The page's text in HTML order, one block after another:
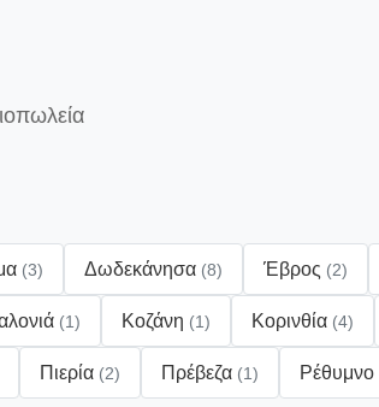
(3) Δωδεκάνησα (8) Έβρος (2)
(1) Κοζάνη (1) Κορινθία (4)
Πιερία (2) Πρέβεζα (1) Ρέθυμνο